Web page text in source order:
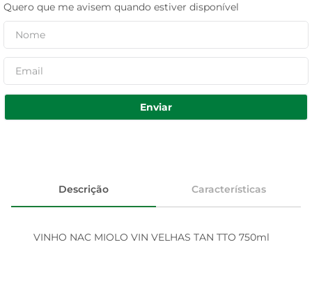
Quero que me avisem quando estiver disponível
Enviar
Descrição Características
VINHO NAC MIOLO VIN VELHAS TAN TTO 750ml